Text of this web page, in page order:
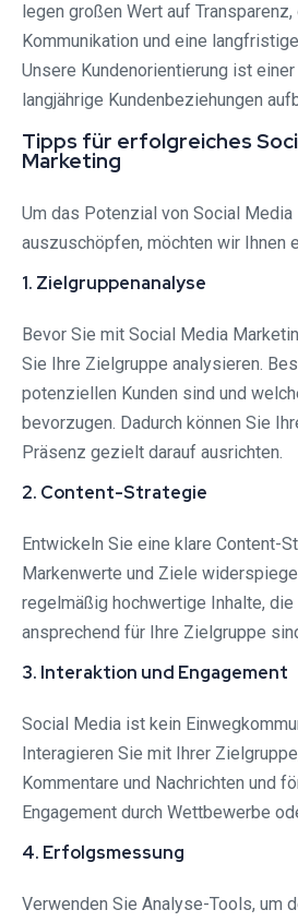
legen großen Wert auf
Kommunikation und eine
Unsere Kundenorientierung ist
langjährige Kundenbeziehungen
Tipps für erfolgreiches
Marketing
Um das Potenzial von Social Media
auszuschöpfen, möchten wir Ihnen
1. Zielgruppenanalyse
Bevor Sie mit Social Media
Sie Ihre Zielgruppe analysieren.
potenziellen Kunden sind und
bevorzugen. Dadurch können Sie
Präsenz gezielt darauf ausrichten.
2. Content-Strategie
Entwickeln Sie eine klare Content-
Markenwerte und Ziele
regelmäßig hochwertige Inhalte, die
ansprechend für Ihre Zielgruppe
3. Interaktion und Engagement
Social Media ist kein
Interagieren Sie mit Ihrer
Kommentare und Nachrichten und
Engagement durch Wettbewerbe
4. Erfolgsmessung
Verwenden Sie Analyse-Tools, um